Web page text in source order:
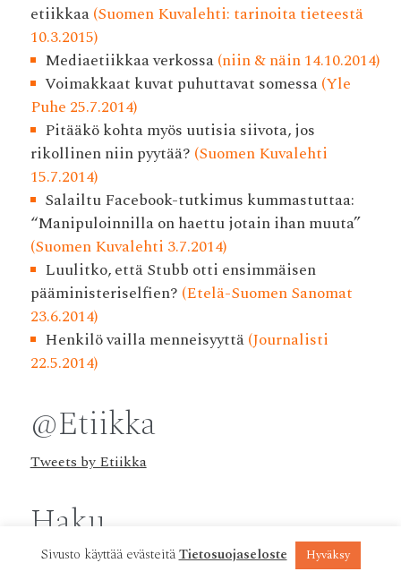
etiikkaa(Suomen Kuvalehti: tarinoita tieteestä
10.3.2015)
Mediaetiikkaa verkossa(niin & näin 14.10.2014)
Voimakkaat kuvat puhuttavat somessa(Yle
Puhe 25.7.2014)
Pitääkö kohta myös uutisia siivota, jos
rikollinen niin pyytää? (Suomen Kuvalehti
15.7.2014)
Salailtu Facebook-tutkimus kummastuttaa:
“Manipuloinnilla on haettu jotain ihan muuta”
(Suomen Kuvalehti 3.7.2014)
Luulitko, että Stubb otti ensimmäisen
pääministeriselfien? (Etelä-Suomen Sanomat
23.6.2014)
Henkilö vailla menneisyyttä(Journalisti
22.5.2014)
@Etiikka
Tweets by Etiikka
Haku
Haku:
Sivusto käyttää evästeitäTietosuojaseloste Hyväksy